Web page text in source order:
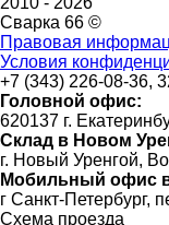
Сварка 66 ©
Правовая
Условия
+7 (343) 226-08-36,
Головной офис:
620137 г.
Склад в Новом
г. Новый Уренгой,
Мобильный офис
г Санкт-Петербург,
Схема проезда